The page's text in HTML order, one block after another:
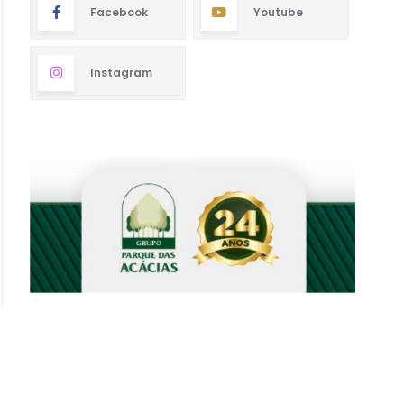
Facebook Youtube
Instagram